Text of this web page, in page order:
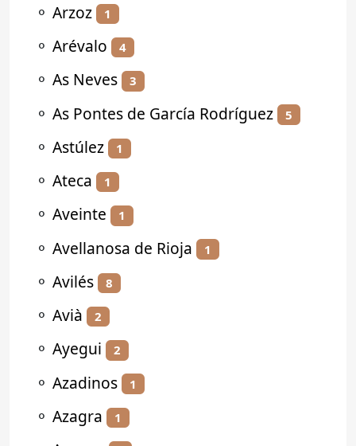
⚬ Arzoz 1
⚬ Arévalo 4
⚬ As Neves 3
⚬ As Pontes de García Rodríguez 5
⚬ Astúlez 1
⚬ Ateca 1
⚬ Aveinte 1
⚬ Avellanosa de Rioja 1
⚬ Avilés 8
⚬ Avià 2
⚬ Ayegui 2
⚬ Azadinos 1
⚬ Azagra 1